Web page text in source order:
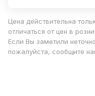
Цена действительна
отличаться от цен в
Если Вы заметили
пожалуйста, сообщите